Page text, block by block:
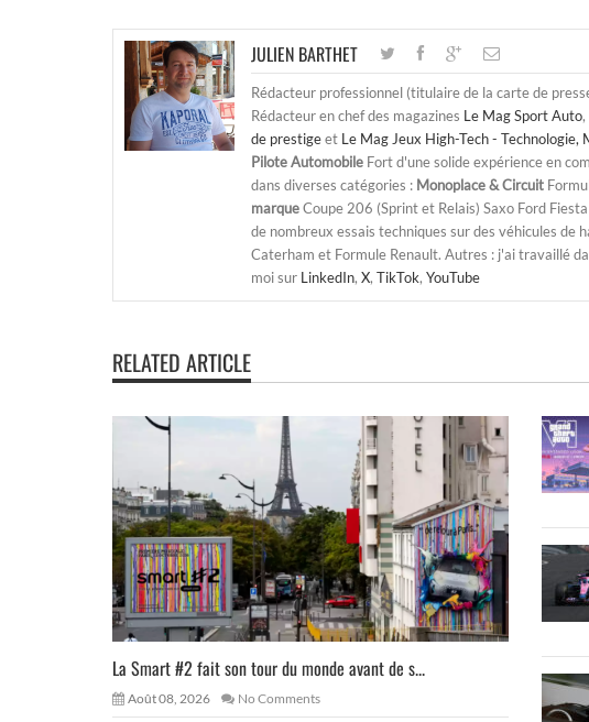
JULIEN BARTHET
Rédacteur professionnel (titulaire de la carte de
Rédacteur en chef des magazines Le Mag Sport Auto,
de prestigeet Le Mag Jeux High-Tech - Technologie,
Pilote Automobile Fort d'une solide expérience en
dans diverses catégories : Monoplace & Circuit
marqueCoupe 206 (Sprint et Relais) Saxo Ford
de nombreux essais techniques sur des véhicules de
Caterham et Formule Renault. Autres : j'ai travaillé
moi sur LinkedIn, X, TikTok, YouTube
RELATED ARTICLE
La Smart #2 fait son tour du monde avant de s...
Août 08, 2026 No Comments